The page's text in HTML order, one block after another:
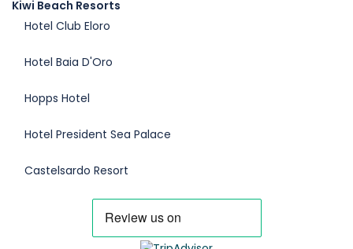
Kiwi Beach Resorts
Hotel Club Eloro
Hotel Baia D'Oro
Hopps Hotel
Hotel President Sea Palace
Castelsardo Resort